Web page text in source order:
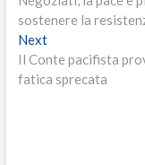
articoli
sostenere la
NextNext
post:
Il Conte pacifista
fatica sprecata